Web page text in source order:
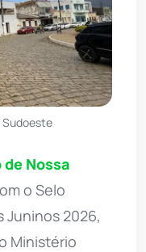
Sudoeste
Nossa
o Selo
Juninos 2026,
Ministério